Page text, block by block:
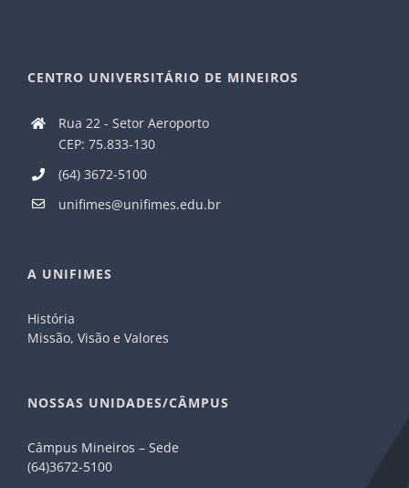
CENTRO UNIVERSITÁRIO DE MINEIROS
Rua 22 - Setor Aeroporto
CEP: 75.833-130
(64) 3672-5100
unifimes@unifimes.edu.br
A UNIFIMES
História
Missão, Visão e Valores
NOSSAS UNIDADES/CÂMPUS
Câmpus Mineiros – Sede
(64)3672-5100